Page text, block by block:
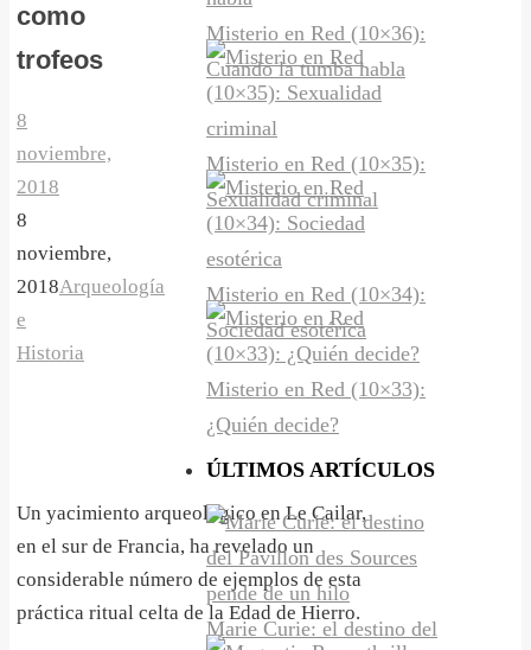
como
trofeos
8
noviembre,
2018
8
noviembre,
2018Arqueología
e
Historia
Un yacimiento arqueológico en Le Cailar,
en el sur de Francia, ha revelado un
considerable número de ejemplos de esta
práctica ritual celta de la Edad de Hierro.
Misterio en Red (10×36):
Cuando la tumba habla
Misterio en Red (10×35):
Sexualidad criminal
Misterio en Red (10×34):
Sociedad esotérica
Misterio en Red (10×33):
¿Quién decide?
ÚLTIMOS ARTÍCULOS
Marie Curie: el destino del